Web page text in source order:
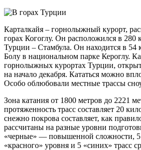
Карталкайя – горнолыжный курорт,
горах Когоглу. Он расположился в 280
Турции – Стамбула. Он находится в 54
Болу в национальном парке Кероглу.
горнолыжных курортах Турции,
на начало декабря. Кататься можно
Особо облюбовали местные трассы
Зона катания от 1800 метров до 2221
протяженность трасс составляет 20
снежно покрова составляет, как
рассчитаны на разные уровни
«черные» — повышенной сложности, 5
«красного» уровня и 5 «синих» трасс